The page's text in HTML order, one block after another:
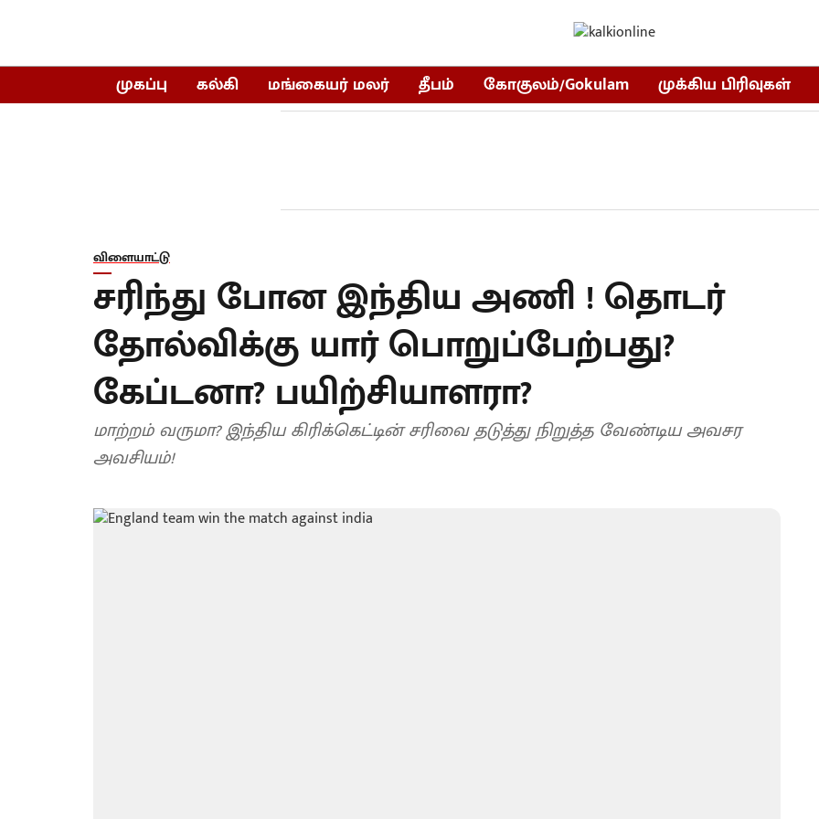
முகப்பு கல்கி மங்கையர் மலர் தீபம் கோகுலம்/Gokulam முக்கிய பிரிவுகள்
விளையாட்டு
சரிந்து போன இந்திய அணி ! தொடர்
தோல்விக்கு யார் பொறுப்பேற்பது?
கேப்டனா? பயிற்சியாளரா?
மாற்றம் வருமா? இந்திய கிரிக்கெட்டின் சரிவை தடுத்து நிறுத்த வேண்டிய அவசர
அவசியம்!